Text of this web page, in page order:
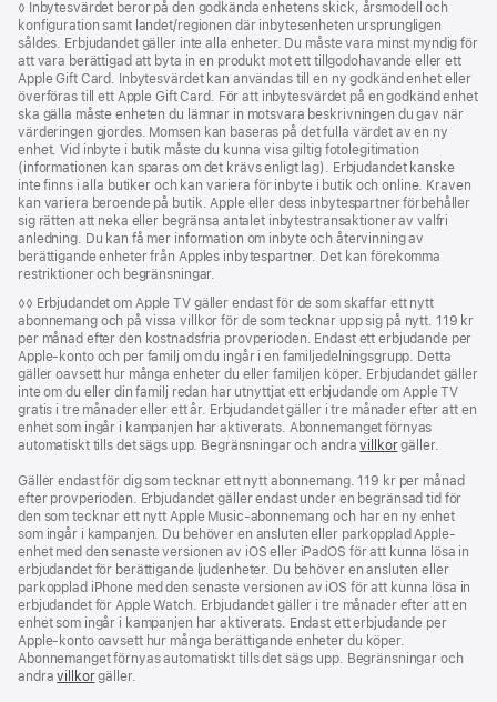
Fotnot
◊ Inbytesvärdet beror på den godkända enhetens skick, årsmodell och
konfiguration samt landet/regionen där inbytesenheten ursprungligen
såldes. Erbjudandet gäller inte alla enheter. Du måste vara minst myndig för
att vara berättigad att byta in en produkt mot ett tillgodohavande eller ett
Apple Gift Card. Inbytesvärdet kan användas till en ny godkänd enhet eller
överföras till ett Apple Gift Card. För att inbytesvärdet på en godkänd enhet
ska gälla måste enheten du lämnar in motsvara beskrivningen du gav när
värderingen gjordes. Momsen kan baseras på det fulla värdet av en ny
enhet. Vid inbyte i butik måste du kunna visa giltig fotolegitimation
(informationen kan sparas om det krävs enligt lag). Erbjudandet kanske
inte finns i alla butiker och kan variera för inbyte i butik och online. Kraven
kan variera beroende på butik. Apple eller dess inbytespartner förbehåller
sig rätten att neka eller begränsa antalet inbytes­transaktioner av valfri
anledning. Du kan få mer information om inbyte och återvinning av
berättigande enheter från Apples inbytespartner. Det kan förekomma
restriktioner och begränsningar.
Fotnot
◊◊ Erbjudandet om Apple TV gäller endast för de som skaffar ett nytt
abonnemang och på vissa villkor för de som tecknar upp sig på nytt. 119 kr
per månad efter den kostnadsfria provperioden. Endast ett erbjudande per
Apple-konto och per familj om du ingår i en familjedelningsgrupp. Detta
gäller oavsett hur många enheter du eller familjen köper. Erbjudandet gäller
inte om du eller din familj redan har utnyttjat ett erbjudande om Apple TV
gratis i tre månader eller ett år. Erbjudandet gäller i tre månader efter att en
enhet som ingår i kampanjen har aktiverats. Abonnemanget förnyas
automatiskt tills det sägs upp. Begränsningar och andravillkorgäller.
Gäller endast för dig som tecknar ett nytt abonnemang. 119 kr per månad
efter provperioden. Erbjudandet gäller endast under en begränsad tid för
den som tecknar ett nytt Apple Music-abonnemang och har en ny enhet
som ingår i kampanjen. Du behöver en ansluten eller parkopplad Apple-
enhet med den senaste versionen av iOS eller iPadOS för att kunna lösa in
erbjudandet för berättigande ljudenheter. Du behöver en ansluten eller
parkopplad iPhone med den senaste versionen av iOS för att kunna lösa in
erbjudandet för Apple Watch. Erbjudandet gäller i tre månader efter att en
enhet som ingår i kampanjen har aktiverats. Endast ett erbjudande per
Apple‑konto oavsett hur många berättigande enheter du köper.
Abonnemanget förnyas automatiskt tills det sägs upp. Begränsningar och
andravillkorgäller.